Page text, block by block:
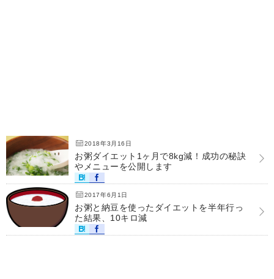
2018年3月16日
お粥ダイエット1ヶ月で8kg減！成功の秘訣
やメニューを公開します
2017年6月1日
お粥と納豆を使ったダイエットを半年行っ
た結果、10キロ減